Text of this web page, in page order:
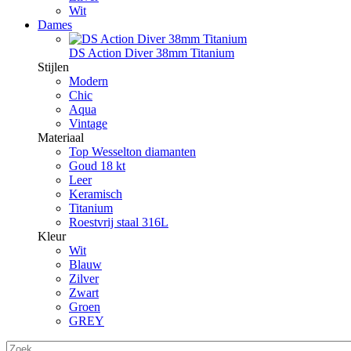
Wit
Dames
DS Action Diver 38mm Titanium
Stijlen
Modern
Chic
Aqua
Vintage
Materiaal
Top Wesselton diamanten
Goud 18 kt
Leer
Keramisch
Titanium
Roestvrij staal 316L
Kleur
Wit
Blauw
Zilver
Zwart
Groen
GREY